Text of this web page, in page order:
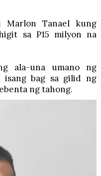
Marlon Tanael kung
sa P15 milyon na
ala-una umano ng
isang bag sa gilid ng
ng tahong.